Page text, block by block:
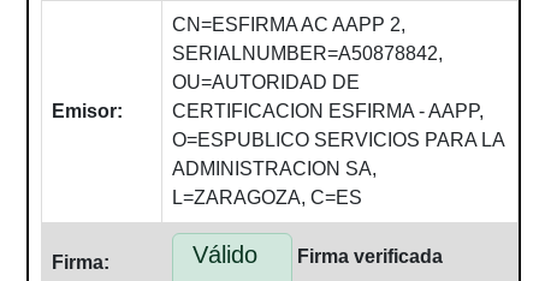
Emisor:
CN=ESFIRMA AC AAPP 2,
SERIALNUMBER=A50878842,
OU=AUTORIDAD DE
CERTIFICACION ESFIRMA - AAPP,
O=ESPUBLICO SERVICIOS PARA LA
ADMINISTRACION SA,
L=ZARAGOZA, C=ES
Firma: Válido Firma verificada